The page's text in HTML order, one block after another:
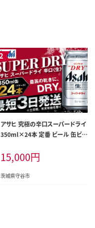
アサヒ 究極の辛口スーパードライ
350ml×24本 定番 ビール 缶ビー
15,000円
茨城県守谷市